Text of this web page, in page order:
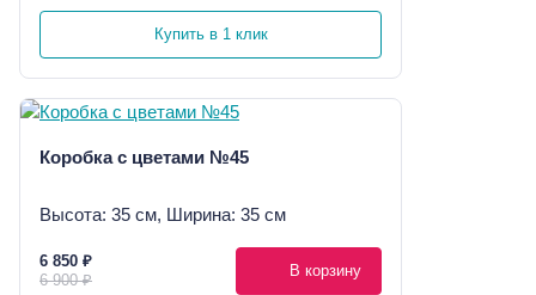
Купить в 1 клик
Коробка с цветами №45
Высота: 35 см, Ширина: 35 см
6 850 ₽
6 900 ₽
В корзину